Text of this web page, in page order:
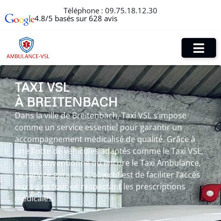
Téléphone : 09.75.18.12.30
4.8/5 basés sur 628 avis
TAXI VSL
À BREITENBACH
Dans la ville de Breitenbach, Taxi VSL s’impose
comme un service essentiel pour garantir un
accompagnement médicalisé de qualité. Grâce à
une flotte de véhicules adaptés comme le Taxi VSL,
le VSL conventionné ou encore le Taxi Ambulance,
ce service garantit. L’objectif est de faciliter l’accès
aux soins tout en respectant les prescriptions
médicales.